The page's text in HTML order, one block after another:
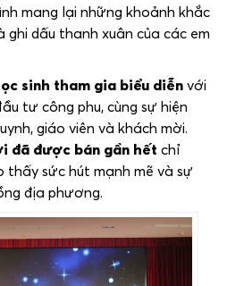
mang lại những khoảnh khắc
dấu thanh xuân của các em
sinh tham gia biểu diễn với
tư công phu, cùng sự hiện
giáo viên và khách mời.
đã được bán gần hết chỉ
thấy sức hút mạnh mẽ và sự
địa phương.